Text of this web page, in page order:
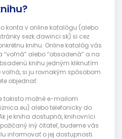
konta v online katalógu (alebo
sezk.dawinci.sk) si cez
knihu. Online katalóg vás
“voľná” alebo “obsadená” a na
knihu jedným kliknutím
voľná, si ju rovnakým spôsobom
objednať.
takisto možné e-mailom
alebo telefonicky do
je kniha dostupná, knihovníci
iný čitateľ, budeme vás
informovať o jej dostupnosti.